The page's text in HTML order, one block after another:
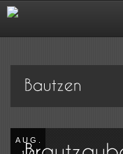
AUG.